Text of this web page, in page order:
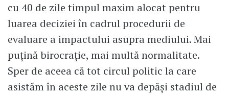
cu 40 de zile timpul maxim alocat pentru
luarea deciziei în cadrul procedurii de
evaluare a impactului asupra mediului. Mai
puţină birocraţie, mai multă normalitate.
Sper de aceea că tot circul politic la care
asistăm în aceste zile nu va depăşi stadiul de